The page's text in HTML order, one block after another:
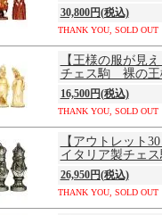
30,800円(税込)
THANK YOU, SOLD OUT
【王様の服が見え
チェス駒 裸の
16,500円(税込)
THANK YOU, SOLD OUT
【アウトレット
イタリア製チェ
26,950円(税込)
THANK YOU, SOLD OUT